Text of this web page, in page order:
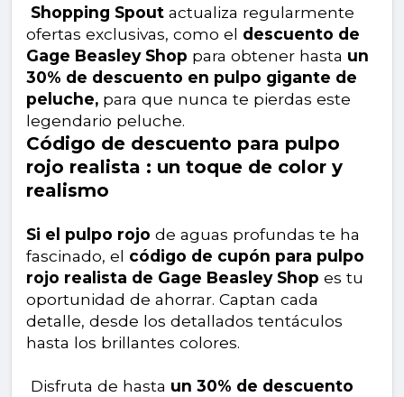
Shopping Spout actualiza regularmente
ofertas exclusivas, como el descuento de
Gage Beasley Shop para obtener hasta un
30% de descuento en pulpo gigante de
peluche, para que nunca te pierdas este
legendario peluche.
Código de descuento para pulpo
rojo realista : un toque de color y
realismo
Si el pulpo rojo de aguas profundas te ha
fascinado, el código de cupón para pulpo
rojo realista de Gage Beasley Shop es tu
oportunidad de ahorrar. Captan cada
detalle, desde los detallados tentáculos
hasta los brillantes colores.
Disfruta de hasta un 30% de descuento